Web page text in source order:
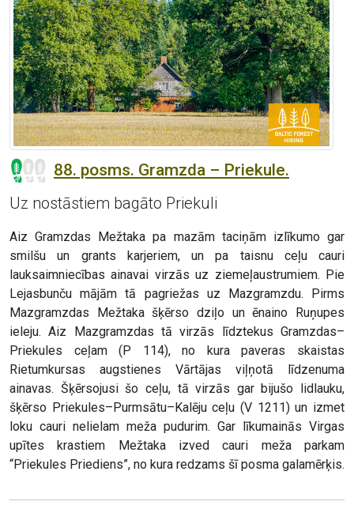
88. posms. Gramzda – Priekule.
Uz nostāstiem bagāto Priekuli
Aiz Gramzdas Mežtaka pa mazām taciņām izlīkumo gar
smilšu un grants karjeriem, un pa taisnu ceļu cauri
lauksaimniecības ainavai virzās uz ziemeļaustrumiem. Pie
Lejasbunču mājām tā pagriežas uz Mazgramzdu. Pirms
Mazgramzdas Mežtaka šķērso dziļo un ēnaino Ruņupes
ieleju. Aiz Mazgramzdas tā virzās līdztekus Gramzdas–
Priekules ceļam (P 114), no kura paveras skaistas
Rietumkursas augstienes Vārtājas viļņotā līdzenuma
ainavas. Šķērsojusi šo ceļu, tā virzās gar bijušo lidlauku,
šķērso Priekules–Purmsātu–Kalēju ceļu (V 1211) un izmet
loku cauri nelielam meža pudurim. Gar līkumainās Virgas
upītes krastiem Mežtaka izved cauri meža parkam
“Priekules Priediens”, no kura redzams šī posma galamērķis.